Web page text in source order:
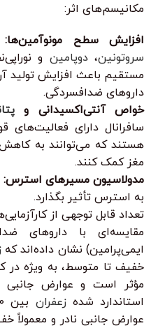
مکانیسم‌های اثر:
افزایش سطح مونوآمین‌ها:
سروتونین،دوپامین و
مستقیم باعث افزایش تولید
داروهای ضدافسردگی.
خواص آنتی‌اکسیدانی و
سافرانال دارای فعالیت‌های
هستند که می‌توانند به
مغز کمک کنند.
مدولاسیون مسیرهای استرس:
به استرس تأثیر بگذارد.
تعداد قابل توجهی از
مقایسه‌ای با داروهای
ایمی‌پرامین) نشان داده‌اند که
خفیف تا متوسط، به ویژه
مؤثر است و عوارض جانبی
استاندارد شدهزعفران
عوارض جانبی نادر و معمولاً